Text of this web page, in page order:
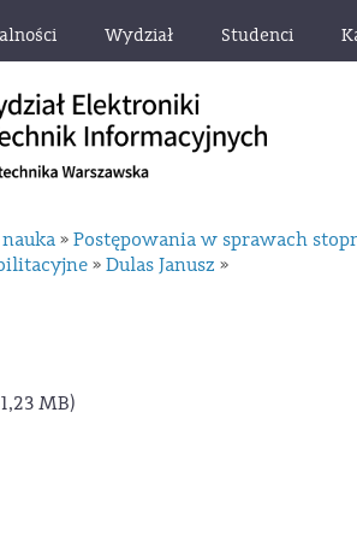
Wydział Studenci
» Postępowania w sprawach
» Dulas Janusz »
MB)